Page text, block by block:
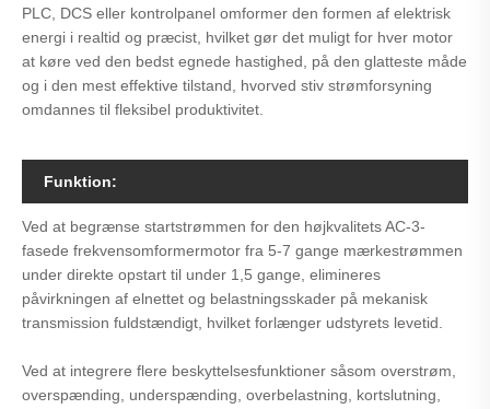
PLC, DCS eller kontrolpanel omformer den formen af ​​elektrisk
energi i realtid og præcist, hvilket gør det muligt for hver motor
at køre ved den bedst egnede hastighed, på den glatteste måde
og i den mest effektive tilstand, hvorved stiv strømforsyning
omdannes til fleksibel produktivitet.
Funktion:
Ved at begrænse startstrømmen for den højkvalitets AC-3-
fasede frekvensomformermotor fra 5-7 gange mærkestrømmen
under direkte opstart til under 1,5 gange, elimineres
påvirkningen af ​​elnettet og belastningsskader på mekanisk
transmission fuldstændigt, hvilket forlænger udstyrets levetid.
Ved at integrere flere beskyttelsesfunktioner såsom overstrøm,
overspænding, underspænding, overbelastning, kortslutning,